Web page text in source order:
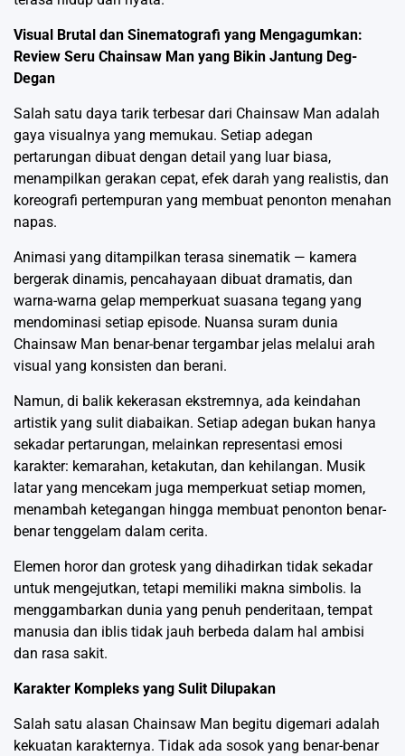
Visual Brutal dan Sinematografi yang Mengagumkan:
Review Seru Chainsaw Man yang Bikin Jantung Deg-
Degan
Salah satu daya tarik terbesar dari Chainsaw Man adalah
gaya visualnya yang memukau. Setiap adegan
pertarungan dibuat dengan detail yang luar biasa,
menampilkan gerakan cepat, efek darah yang realistis, dan
koreografi pertempuran yang membuat penonton menahan
napas.
Animasi yang ditampilkan terasa sinematik — kamera
bergerak dinamis, pencahayaan dibuat dramatis, dan
warna-warna gelap memperkuat suasana tegang yang
mendominasi setiap episode. Nuansa suram dunia
Chainsaw Man benar-benar tergambar jelas melalui arah
visual yang konsisten dan berani.
Namun, di balik kekerasan ekstremnya, ada keindahan
artistik yang sulit diabaikan. Setiap adegan bukan hanya
sekadar pertarungan, melainkan representasi emosi
karakter: kemarahan, ketakutan, dan kehilangan. Musik
latar yang mencekam juga memperkuat setiap momen,
menambah ketegangan hingga membuat penonton benar-
benar tenggelam dalam cerita.
Elemen horor dan grotesk yang dihadirkan tidak sekadar
untuk mengejutkan, tetapi memiliki makna simbolis. Ia
menggambarkan dunia yang penuh penderitaan, tempat
manusia dan iblis tidak jauh berbeda dalam hal ambisi
dan rasa sakit.
Karakter Kompleks yang Sulit Dilupakan
Salah satu alasan Chainsaw Man begitu digemari adalah
kekuatan karakternya. Tidak ada sosok yang benar-benar